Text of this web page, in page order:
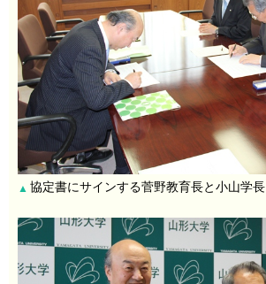
▲ 協定書にサインする菅野教育長と小山学長